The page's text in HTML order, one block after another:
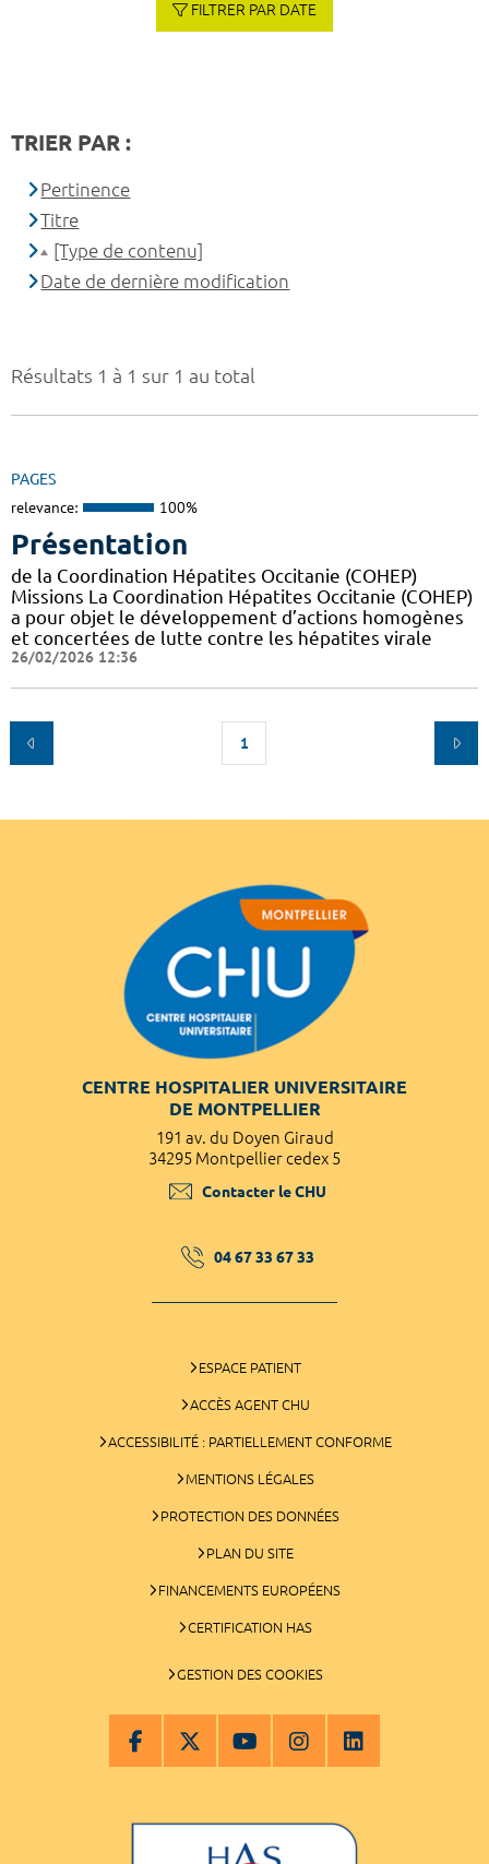
Résultats 1 à 1 sur 1 au total
PAGES
relevance: 100%
Présentation
de la Coordination Hépatites Occitanie (COHEP)
Missions La Coordination Hépatites Occitanie (COHEP)
a pour objet le développement d’actions homogènes
et concertées de lutte contre les hépatites virale
26/02/2026 12:36
1
FILTRER PAR DATE
TRIER PAR :
Pertinence
Titre
[Type de contenu]
Date de dernière modification
CENTRE HOSPITALIER UNIVERSITAIRE
DE MONTPELLIER
191 av. du Doyen Giraud
34295 Montpellier cedex 5
Contacter le CHU
04 67 33 67 33
ESPACE PATIENT
ACCÈS AGENT CHU
ACCESSIBILITÉ : PARTIELLEMENT CONFORME
MENTIONS LÉGALES
PROTECTION DES DONNÉES
PLAN DU SITE
FINANCEMENTS EUROPÉENS
CERTIFICATION HAS
GESTION DES COOKIES